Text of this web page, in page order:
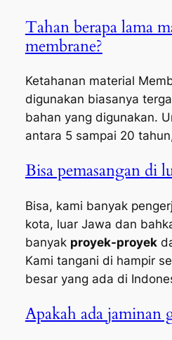
Tahan berapa lama
membrane?
Ketahanan material
digunakan biasanya
bahan yang digunakan.
antara 5 sampai 20
Bisa pemasangan di
Bisa, kami banyak
kota, luar Jawa dan
banyak proyek-proyek
Kami tangani di hampir
besar yang ada di
Apakah ada jaminan